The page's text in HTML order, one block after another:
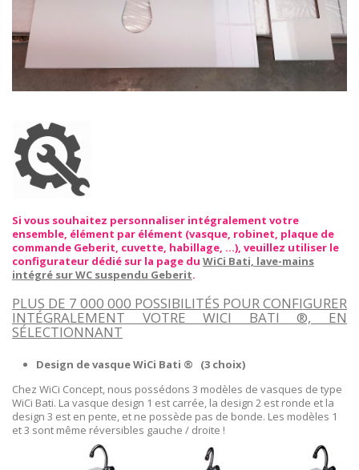
Si vous souhaitez personnaliser intégralement votre
ensemble, élément par élément (vasque, robinet, plaque de
commande Geberit, cuvette, habillage, ...), veuillez utiliser le
configurateur dédié sur la page du WiCi Bati, lave-mains
intégré sur WC suspendu Geberit.
PLUS DE 7 000 000 POSSIBILITÉS POUR CONFIGURER
INTÉGRALEMENT VOTRE WICI BATI ®, EN
SÉLECTIONNANT
Design de vasque WiCi Bati ® (3 choix)
Chez WiCi Concept, nous possédons 3 modèles de vasques de type
WiCi Bati. La vasque design 1 est carrée, la design 2 est ronde et la
design 3 est en pente, et ne possède pas de bonde. Les modèles 1
et 3 sont même réversibles gauche / droite !